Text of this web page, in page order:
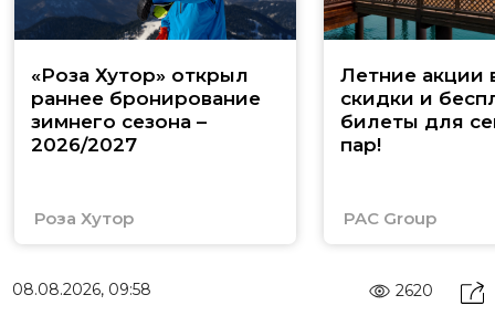
«Роза Хутор» открыл
раннее бронирование
зимнего сезона –
2026/2027
Роза Хутор
Летние акции
скидки и
билеты для
пар!
PAC Group
08.08.2026, 09:58 2620